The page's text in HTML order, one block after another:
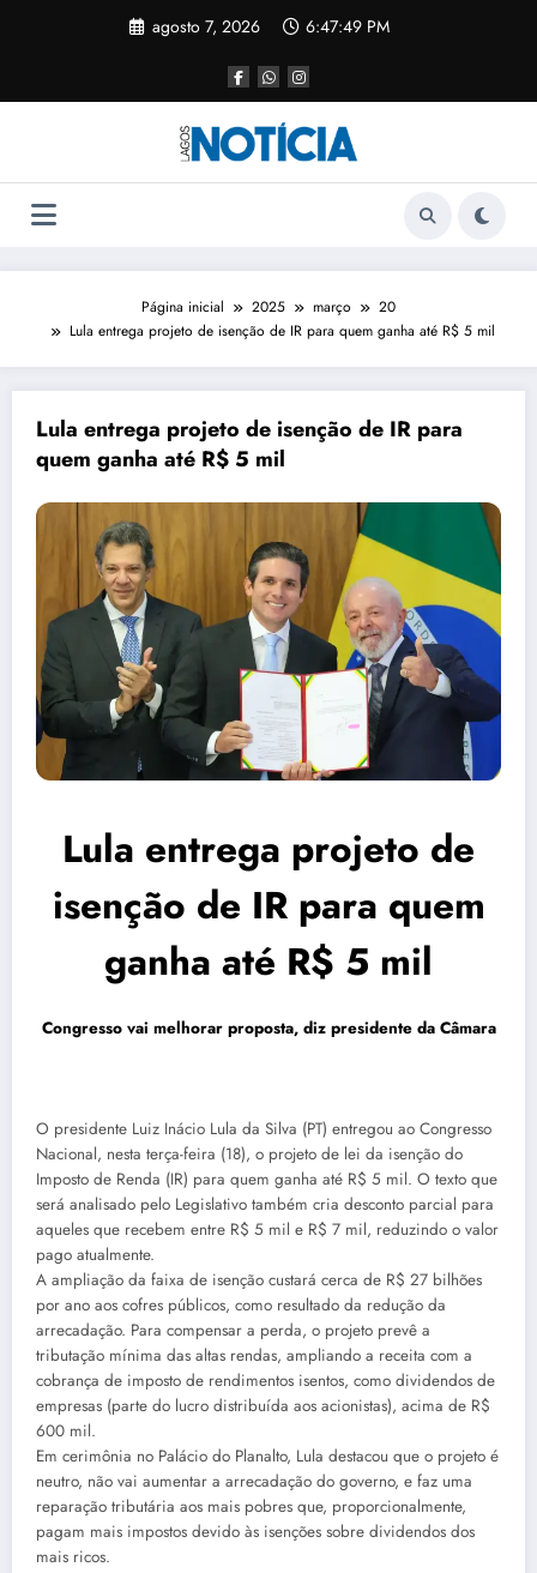
agosto 7, 2026 6:47:49 PM
Página inicial 2025 março
20
Lula entrega projeto de isenção de IR para quem ganha até R$ 5 mil
Lula entrega projeto de isenção de IR para
quem ganha até R$ 5 mil
Lula entrega projeto de
isenção de IR para quem
ganha até R$ 5 mil
Congresso vai melhorar proposta, diz presidente da Câmara
O presidente Luiz Inácio Lula da Silva (PT) entregou ao Congresso
Nacional, nesta terça-feira (18), o projeto de lei da isenção do
Imposto de Renda (IR) para quem ganha até R$ 5 mil. O texto que
será analisado pelo Legislativo também cria desconto parcial para
aqueles que recebem entre R$ 5 mil e R$ 7 mil, reduzindo o valor
pago atualmente.
A ampliação da faixa de isenção custará cerca de R$ 27 bilhões
por ano aos cofres públicos, como resultado da redução da
arrecadação. Para compensar a perda, o projeto prevê a
tributação mínima das altas rendas, ampliando a receita com a
cobrança de imposto de rendimentos isentos, como dividendos de
empresas (parte do lucro distribuída aos acionistas), acima de R$
600 mil.
Em cerimônia no Palácio do Planalto, Lula destacou que o projeto é
neutro, não vai aumentar a arrecadação do governo, e faz uma
reparação tributária aos mais pobres que, proporcionalmente,
pagam mais impostos devido às isenções sobre dividendos dos
mais ricos.